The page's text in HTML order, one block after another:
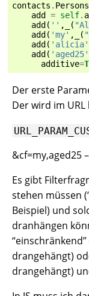
contacts . Persons
add
= self.
add ( '' , (
add ( 'my' , (
add ( 'alicia'
add ( 'aged25'
additive=
Der erste
Der wird im
&cf=my,aged25
Es gibt
stehen müssen
Beispiel) und
dranhängen
drangehängt)
drangehängt)